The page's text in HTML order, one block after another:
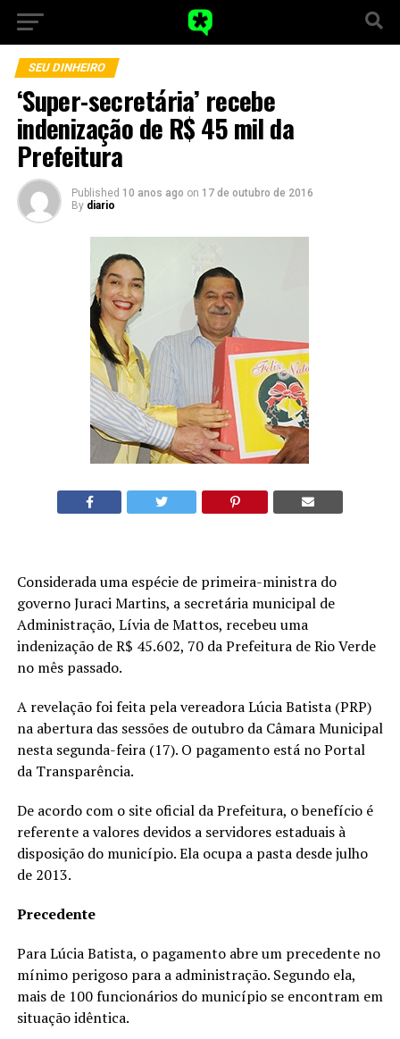
SEU DINHEIRO
‘Super-secretária’ recebe
indenização de R$ 45 mil da
Prefeitura
Published 10 anos ago on 17 de outubro de 2016
By diario
Considerada uma espécie de primeira-ministra do
governo Juraci Martins, a secretária municipal de
Administração, Lívia de Mattos, recebeu uma
indenização de R$ 45.602, 70 da Prefeitura de Rio Verde
no mês passado.
A revelação foi feita pela vereadora Lúcia Batista (PRP)
na abertura das sessões de outubro da Câmara Municipal
nesta segunda-feira (17). O pagamento está no Portal
da Transparência.
De acordo com o site oficial da Prefeitura, o benefício é
referente a valores devidos a servidores estaduais à
disposição do município. Ela ocupa a pasta desde julho
de 2013.
Precedente
Para Lúcia Batista, o pagamento abre um precedente no
mínimo perigoso para a administração. Segundo ela,
mais de 100 funcionários do município se encontram em
situação idêntica.